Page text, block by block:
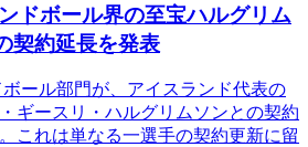
ドボール界の至宝ハルグリム
契約延長を発表
ール部門が、アイスランド代表の
ギースリ・ハルグリムソンとの契約
これは単なる一選手の契約更新に留